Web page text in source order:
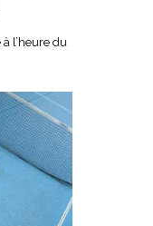
l’heure du